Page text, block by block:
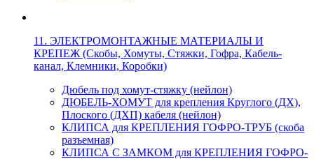
11. ЭЛЕКТРОМОНТАЖНЫЕ МАТЕРИАЛЫ И
КРЕПЕЖ (Скобы, Хомуты, Стяжки, Гофра, Кабель-
канал, Клемники, Коробки)
Дюбель под хомут-стяжку (нейлон)
ДЮБЕЛЬ-ХОМУТ для крепления Круглого (ДХ),
Плоского (ДХП) кабеля (нейлон)
КЛИПСА для КРЕПЛЕНИЯ ГОФРО-ТРУБ (скоба
разъемная)
КЛИПСА С ЗАМКОМ для КРЕПЛЕНИЯ ГОФРО-